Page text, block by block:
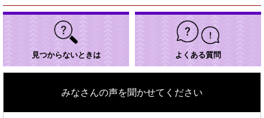
見つからないときは よくある質問
みなさんの声を聞かせてください